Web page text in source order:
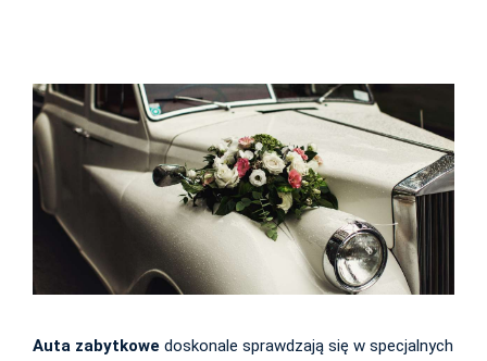
Auta zabytkowe doskonale sprawdzają się w specjalnych